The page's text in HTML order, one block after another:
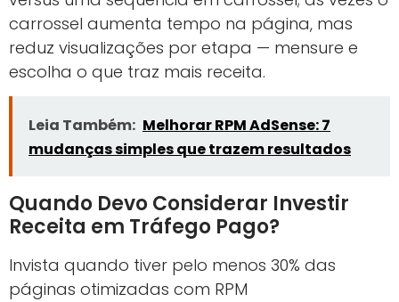
carrossel aumenta tempo na página, mas
reduz visualizações por etapa — mensure e
escolha o que traz mais receita.
Leia Também: Melhorar RPM AdSense: 7
mudanças simples que trazem resultados
Quando Devo Considerar Investir
Receita em Tráfego Pago?
Invista quando tiver pelo menos 30% das
páginas otimizadas com RPM